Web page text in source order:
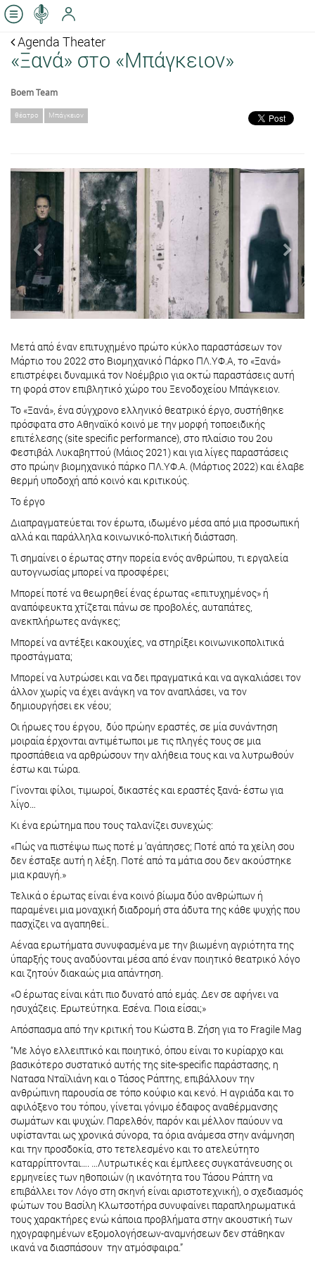
Agenda Theater
«Ξανά» στο «Μπάγκειον»
Boem Team
θέατρο Μπάγκειον
Previous Next
Μετά από έναν επιτυχημένο πρώτο κύκλο παραστάσεων τον
Μάρτιο του 2022 στο Βιομηχανικό Πάρκο ΠΛ.ΥΦ.Α, το «Ξανά»
επιστρέφει δυναμικά τον Νοέμβριο για οκτώ παραστάσεις αυτή
τη φορά στον επιβλητικό χώρο του Ξενοδοχείου Μπάγκειον.
Το «Ξανά», ένα σύγχρονο ελληνικό θεατρικό έργο, συστήθηκε
πρόσφατα στο Αθηναϊκό κοινό με την μορφή τοποειδικής
επιτέλεσης (site specific performance), στο πλαίσιο του 2ου
Φεστιβάλ Λυκαβηττού (Μάιος 2021) και για λίγες παραστάσεις
στο πρώην βιομηχανικό πάρκο ΠΛ.ΥΦ.Α. (Μάρτιος 2022) και έλαβε
θερμή υποδοχή από κοινό και κριτικούς.
Το έργο
Διαπραγματεύεται τον έρωτα, ιδωμένο μέσα από μια προσωπική
αλλά και παράλληλα κοινωνικό-πολιτική διάσταση.
Τι σημαίνει ο έρωτας στην πορεία ενός ανθρώπου, τι εργαλεία
αυτογνωσίας μπορεί να προσφέρει;
Μπορεί ποτέ να θεωρηθεί ένας έρωτας «επιτυχημένος» ή
αναπόφευκτα χτίζεται πάνω σε προβολές, αυταπάτες,
ανεκπλήρωτες ανάγκες;
Μπορεί να αντέξει κακουχίες, να στηρίξει κοινωνικοπολιτικά
προστάγματα;
Mπορεί να λυτρώσει και να δει πραγματικά και να αγκαλιάσει τον
άλλον χωρίς να έχει ανάγκη να τον αναπλάσει, να τον
δημιουργήσει εκ νέου;
Οι ήρωες του έργου, δύο πρώην εραστές, σε μία συνάντηση
μοιραία έρχονται αντιμέτωποι με τις πληγές τους σε μια
προσπάθεια να αρθρώσουν την αλήθεια τους και να λυτρωθούν
έστω και τώρα.
Γίνονται φίλοι, τιμωροί, δικαστές και εραστές ξανά- έστω για
λίγο…
Κι ένα ερώτημα που τους ταλανίζει συνεχώς:
«Πώς να πιστέψω πως ποτέ μ ’αγάπησες; Ποτέ από τα χείλη σου
δεν έσταξε αυτή η λέξη. Ποτέ από τα μάτια σου δεν ακούστηκε
μια κραυγή.»
Τελικά ο έρωτας είναι ένα κοινό βίωμα δύο ανθρώπων ή
παραμένει μια μοναχική διαδρομή στα άδυτα της κάθε ψυχής που
πασχίζει να αγαπηθεί..
Αέναα ερωτήματα συνυφασμένα με την βιωμένη αγριότητα της
ύπαρξής τους αναδύονται μέσα από έναν ποιητικό θεατρικό λόγο
και ζητούν διακαώς μια απάντηση.
«Ο έρωτας είναι κάτι πιο δυνατό από εμάς. Δεν σε αφήνει να
ησυχάζεις. Ερωτεύτηκα. Εσένα. Ποια είσαι;»
Απόσπασμα από την κριτική του Κώστα Β. Ζήση για το Fragile Mag
“Με λόγο ελλειπτικό και ποιητικό, όπου είναι το κυρίαρχο και
βασικότερο συστατικό αυτής της site-specific παράστασης, η
Νατασα Νταϊλιάνη και ο Τάσος Ράπτης, επιβάλλουν την
ανθρώπινη παρουσία σε τόπο κούφιο και κενό. Η αγριάδα και το
αφιλόξενο του τόπου, γίνεται γόνιμο έδαφος αναθέρμανσης
σωμάτων και ψυχών. Παρελθόν, παρόν και μέλλον παύουν να
υφίστανται ως χρονικά σύνορα, τα όρια ανάμεσα στην ανάμνηση
και την προσδοκία, στο τετελεσμένο και το ατελεύτητο
καταρρίπτονται…. …Λυτρωτικές και έμπλεες συγκατάνευσης οι
ερμηνείες των ηθοποιών (η ικανότητα του Τάσου Ράπτη να
επιβάλλει τον Λόγο στη σκηνή είναι αριστοτεχνική), ο σχεδιασμός
φώτων του Βασίλη Κλωτσοτήρα συνυφαίνει παραπληρωματικά
τους χαρακτήρες ενώ κάποια προβλήματα στην ακουστική των
ηχογραφημένων εξομολογήσεων-αναμνήσεων δεν στάθηκαν
ικανά να διασπάσουν την ατμόσφαιρα.”